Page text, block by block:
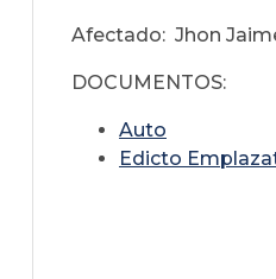
Afectado: Jhon
DOCUMENTOS:
Auto
Edicto